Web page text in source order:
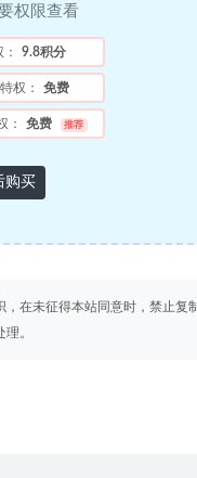
权限查看
9.8积分
权： 免费
： 免费 推荐
购买
在未征得本站同意时，禁止复
。